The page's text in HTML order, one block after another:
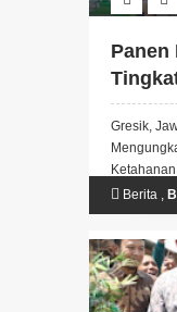
Panen
Gresik,
Berita ,